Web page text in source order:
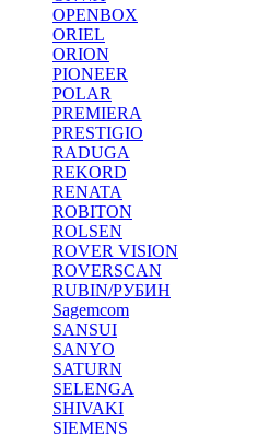
OPENBOX
ORIEL
ORION
PIONEER
POLAR
PREMIERA
PRESTIGIO
RADUGA
REKORD
RENATA
ROBITON
ROLSEN
ROVER VISION
ROVERSCAN
RUBIN/РУБИН
Sagemcom
SANSUI
SANYO
SATURN
SELENGA
SHIVAKI
SIEMENS